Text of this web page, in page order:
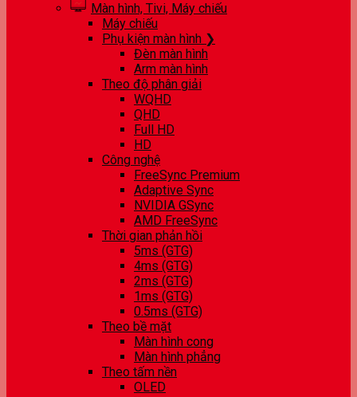
Màn hình, Tivi, Máy chiếu
Máy chiếu
Phụ kiện màn hình ❯
Đèn màn hình
Arm màn hình
Theo độ phân giải
WQHD
QHD
Full HD
HD
Công nghệ
FreeSync Premium
Adaptive Sync
NVIDIA GSync
AMD FreeSync
Thời gian phản hồi
5ms (GTG)
4ms (GTG)
2ms (GTG)
1ms (GTG)
0.5ms (GTG)
Theo bề mặt
Màn hình cong
Màn hình phẳng
Theo tấm nền
OLED